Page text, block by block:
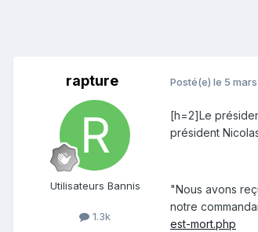
rapture
Utilisateurs Bannis
1.3k
Posté(e) le 5
[h=2]Le
président
"Nous avons
notre
est-mort.php